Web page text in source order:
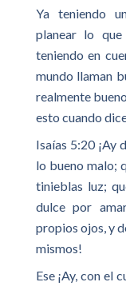
Ya teniendo
planear lo
teniendo en
mundo llaman
realmente
esto cuando
Isaías 5:20 ¡Ay
lo bueno malo;
tinieblas luz;
dulce por
propios ojos, y
mismos!
Ese ¡Ay, con el